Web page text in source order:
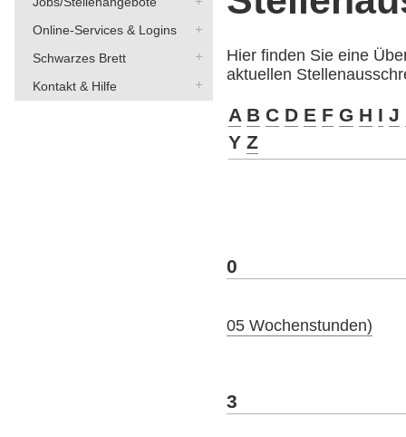
Online-Services & Logins
Schwarzes Brett
Kontakt & Hilfe
Hier finden Sie eine
aktuellen
A B C D E F G H I J
Y Z
0
05 Wochenstunden)
3